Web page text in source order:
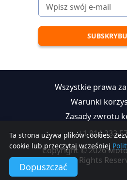
Ta strona używa plików cookies.
cookie lub przeczytaj wcześniej
Dopuszczać
Wszystkie prawa
Warunki
Zasady zwrotu
+1 914 233
Copyright © 2026
Rights